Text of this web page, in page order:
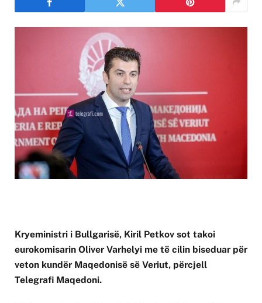
Kryeministri i Bullgarisë, Kiril Petkov sot takoi
eurokomisarin Oliver Varhelyi me të cilin biseduar për
veton kundër Maqedonisë së Veriut, përcjell
Telegrafi Maqedoni.